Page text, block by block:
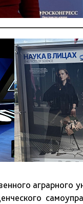
аграрного